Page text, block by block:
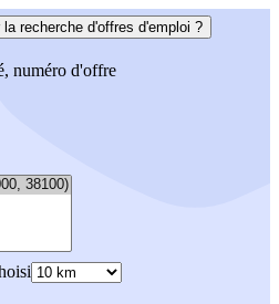
la recherche d'offres d'emploi ?
numéro d'offre